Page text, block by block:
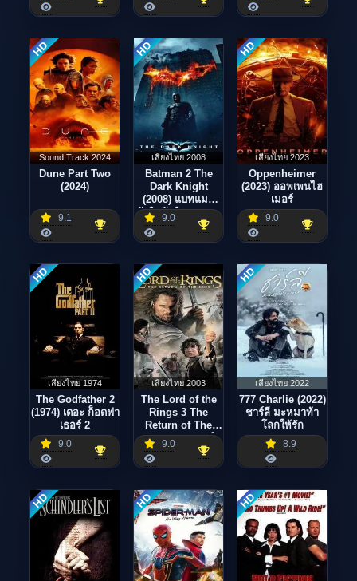
HD
Sound Track 2024
Dune Part Two
(2024)
9.1
HD
เสียงไทย 2008
Batman 2 The
Dark Knight
(2008) แบทแมน
อัศวินรัตติกาล ภาค
9.0
HD
เสียงไทย 2023
Oppenheimer
(2023) ออพเพนไฮ
เมอร์
9.0
HD
เสียงไทย 1974
The Godfather 2
(1974) เดอะ ก็อดฟา
เธอร์ 2
9.0
HD
เสียงไทย 2003
The Lord of the
Rings 3 The
Return of The
King (2003) ลอร์ด
ออฟเดอะริงส์
อภินิหารแหวนครอง
9.0
HD
เสียงไทย 2022
777 Charlie (2022)
ชาร์ลี มะหมาท้า
โลกให้รัก
8.9
HD HD HD